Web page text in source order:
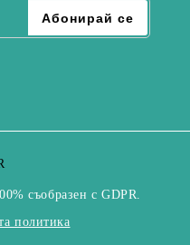
съобразен с GDPR.
политика